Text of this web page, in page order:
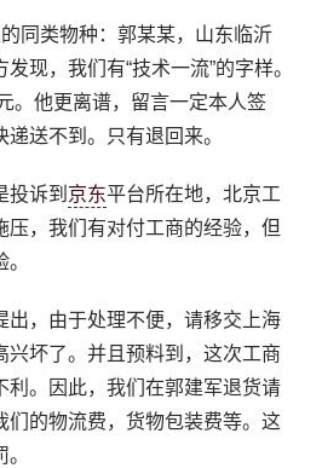
同类物种：郭某某，山东临沂
现，我们有“技术一流”的字样。
。他更离谱，留言一定本人签
送不到。只有退回来。
投诉到 京东平台所在地，北京工
压，我们有对付工商的经验，但
出，由于处理不便，请移交上海
兴坏了。并且预料到，这次工商
利。因此，我们在郭建军退货请
们的物流费，货物包装费等。这